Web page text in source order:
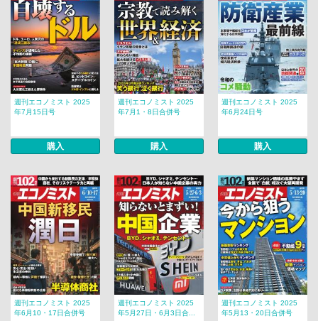
週刊エコノミスト 2025
年7月15日号
購入
週刊エコノミスト 2025
年7月1・8日合併号
購入
週刊エコノミスト 2025
年6月24日号
購入
週刊エコノミスト 2025
年6月10・17日合併号
週刊エコノミスト 2025
年5月27日・6月3日合...
週刊エコノミスト 2025
年5月13・20日合併号